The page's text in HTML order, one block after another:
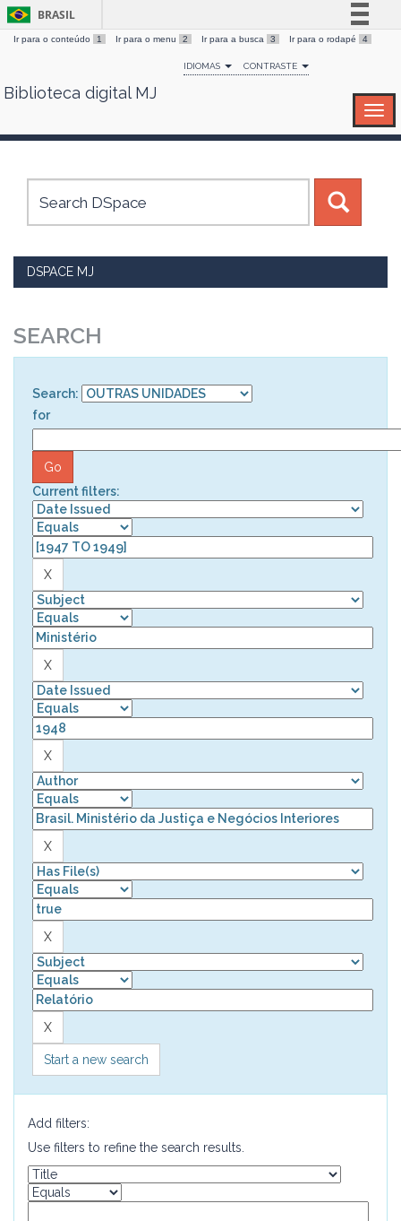
Skip
BRASIL
Simplifique!
Comunica BR
Canais
Ir para o conteúdo 1 Ir para o menu 2 Ir para a busca 3 Ir para o rodapé 4
IDIOMAS CONTRASTE
Biblioteca digital MJ
DSPACE MJ
SEARCH
Search:
for
Current filters:
Start a new search
Add filters:
Use filters to refine the search results.